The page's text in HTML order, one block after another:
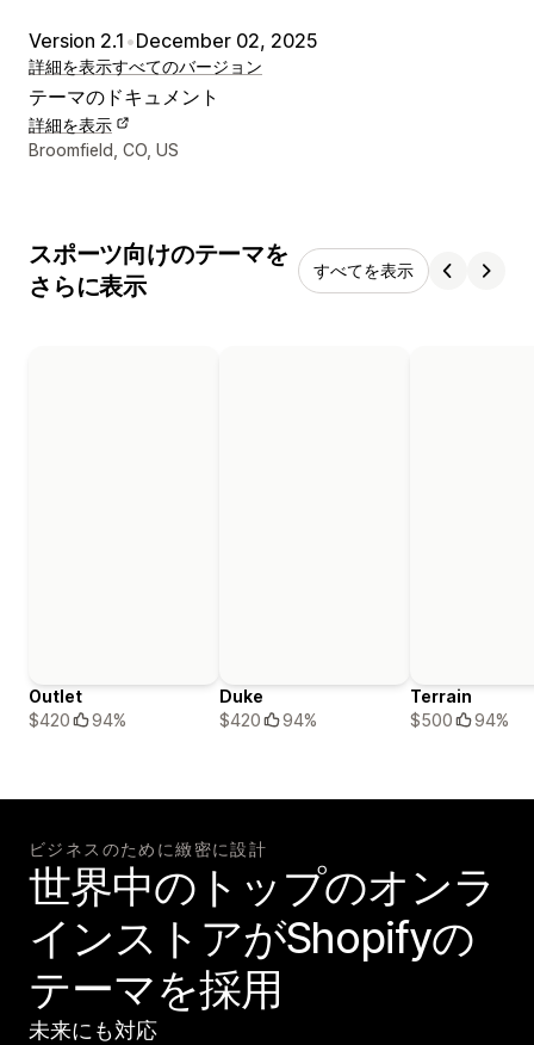
Version 2.1 •December 02, 2025
詳細を表示すべてのバージョン
テーマのドキュメント
詳細を表示
デザイナーの連絡先情報
Broomfield, CO, US
スポーツ向けのテーマを
さらに表示
すべてを表示
Outlet
$420
94%
Duke
$420
94%
Terrain
$500
94%
ビジネスのために緻密に設計
世界中のトップのオンラ
インストアがShopifyの
テーマを採用
未来にも対応